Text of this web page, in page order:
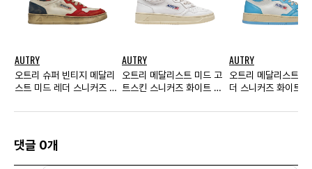
AUTRY
오트리 슈퍼 빈티지 메달리
스트 미드 레더 스니커즈 화
AUTRY
오트리 메달리스트 미드 고
트스킨 스니커즈 화이트 우
AUTRY
오트리 메달리스트
더 스니커즈 화이트 씨
댓글 0개